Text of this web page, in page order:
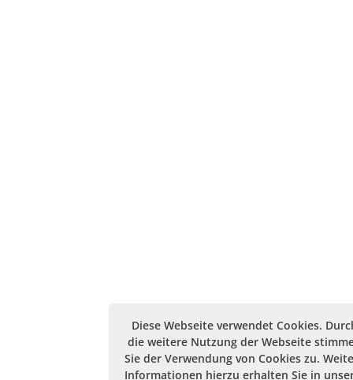
Diese Webseite verwendet Cookies.
die weitere Nutzung der Webseite
Sie der Verwendung von Cookies zu.
Informationen hierzu erhalten Sie in